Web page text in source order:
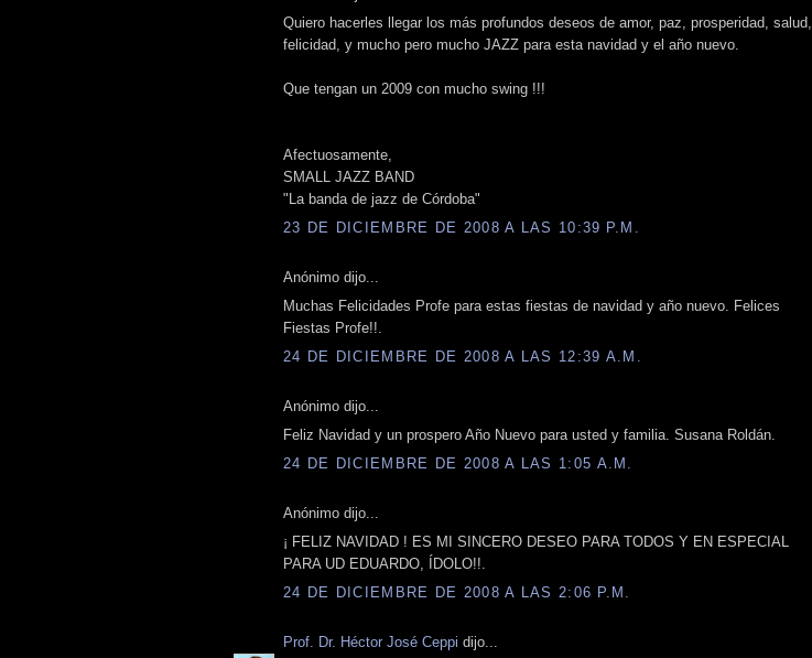
Quiero hacerles llegar los más profundos deseos de amor, paz, prosperidad, salud,
felicidad, y mucho pero mucho JAZZ para esta navidad y el año nuevo.
Que tengan un 2009 con mucho swing !!!
Afectuosamente,
SMALL JAZZ BAND
"La banda de jazz de Córdoba"
23 DE DICIEMBRE DE 2008 A LAS 10:39 P.M.
Anónimo dijo...
Muchas Felicidades Profe para estas fiestas de navidad y año nuevo. Felices
Fiestas Profe!!.
24 DE DICIEMBRE DE 2008 A LAS 12:39 A.M.
Anónimo dijo...
Feliz Navidad y un prospero Año Nuevo para usted y familia. Susana Roldán.
24 DE DICIEMBRE DE 2008 A LAS 1:05 A.M.
Anónimo dijo...
¡ FELIZ NAVIDAD ! ES MI SINCERO DESEO PARA TODOS Y EN ESPECIAL
PARA UD EDUARDO, ÍDOLO!!.
24 DE DICIEMBRE DE 2008 A LAS 2:06 P.M.
Prof. Dr. Héctor José Ceppi dijo...